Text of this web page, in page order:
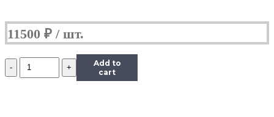
11500 ₽
Количество
МФУ
Add to
cart